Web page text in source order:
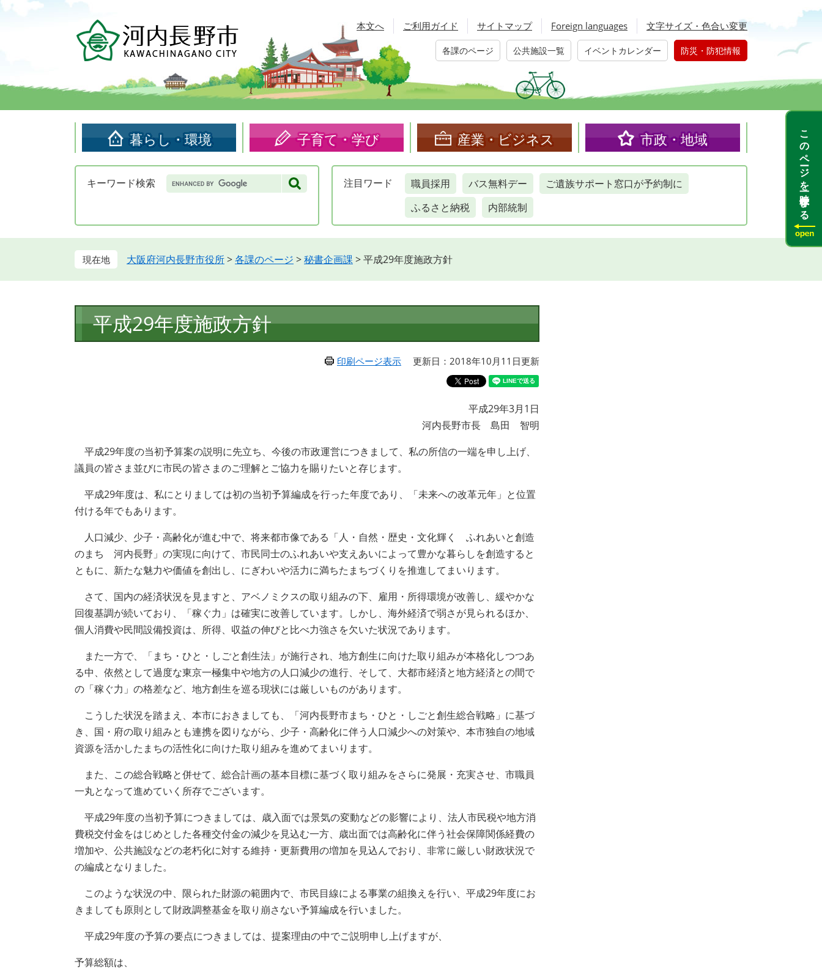
頭
す。
飛
し
本文へ ご利用ガイド サイトマップ Foreign languages 文字サイズ・色合い変更
各課のページ 公共施設一覧 イベントカレンダー 防災・防犯情報
暮らし・環境 子育て・学び 産業・ビジネス 市政・地域
キーワード検索 Google
カ
検
注目 ワード 職員採用 バス無料デー
ご遺族サポート窓口が予約制に
ふるさと納税
内部統制
大阪府河内長野市役所>各課のページ >秘書企画課 >平成29年度施政方針
文
平成29年度施政方針
印刷ページ表示 更新日：2018年10月11日更新
平成29年3月1日
河内長野市長 島田 智明
平成29年度の当初予算案の説明に先立ち、今後の市政運営につきまして、私の所信の一端を申し上げ、
議員の皆さま並びに市民の皆さまのご理解とご協力を賜りたいと存じます。
平成29年度は、私にとりましては初の当初予算編成を行った年度であり、「未来への改革元年」と位置
付ける年でもあります。
人口減少、少子・高齢化が進む中で、将来都市像である「人・自然・歴史・文化輝く ふれあいと創造
のまち 河内長野」の実現に向けて、市民同士のふれあいや支えあいによって豊かな暮らしを創造すると
ともに、新たな魅力や価値を創出し、にぎわいや活力に満ちたまちづくりを推進してまいります。
さて、国内の経済状況を見ますと、アベノミクスの取り組みの下、雇用・所得環境が改善し、緩やかな
回復基調が続いており、「稼ぐ力」は確実に改善しています。しかし、海外経済で弱さが見られるほか、
個人消費や民間設備投資は、所得、収益の伸びと比べ力強さを欠いた状況であります。
また一方で、「まち・ひと・しごと創生法」が施行され、地方創生に向けた取り組みが本格化しつつあ
る中、依然として過度な東京一極集中や地方の人口減少の進行、そして、大都市経済と地方経済との間で
の「稼ぐ力」の格差など、地方創生を巡る現状には厳しいものがあります。
こうした状況を踏まえ、本市におきましても、「河内長野市まち・ひと・しごと創生総合戦略」に基づ
き、国・府の取り組みとも連携を図りながら、少子・高齢化に伴う人口減少への対策や、本市独自の地域
資源を活かしたまちの活性化に向けた取り組みを進めてまいります。
また、この総合戦略と併せて、総合計画の基本目標に基づく取り組みをさらに発展・充実させ、市職員
一丸となって進めていく所存でございます。
平成29年度の当初予算につきましては、歳入面では景気の変動などの影響により、法人市民税や地方消
費税交付金をはじめとした各種交付金の減少を見込む一方、歳出面では高齢化に伴う社会保障関係経費の
増加や、公共施設などの老朽化に対する維持・更新費用の増加を見込んでおり、非常に厳しい財政状況で
の編成となりました。
このような状況の中、限られた財源の範囲内で、市民目線による事業の組換えを行い、平成29年度にお
きましても原則として財政調整基金を取り崩さない予算編成を行いました。
平成29年度の予算の要点につきましては、提案理由の中でご説明申し上げますが、
予算総額は、
このページを一時保存する